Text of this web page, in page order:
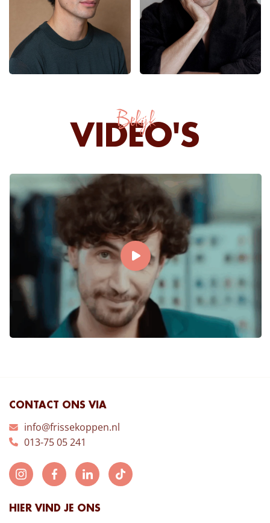
Bekijk
VIDEO'S
CONTACT ONS VIA
info@frissekoppen.nl
013-75 05 241
HIER VIND JE ONS